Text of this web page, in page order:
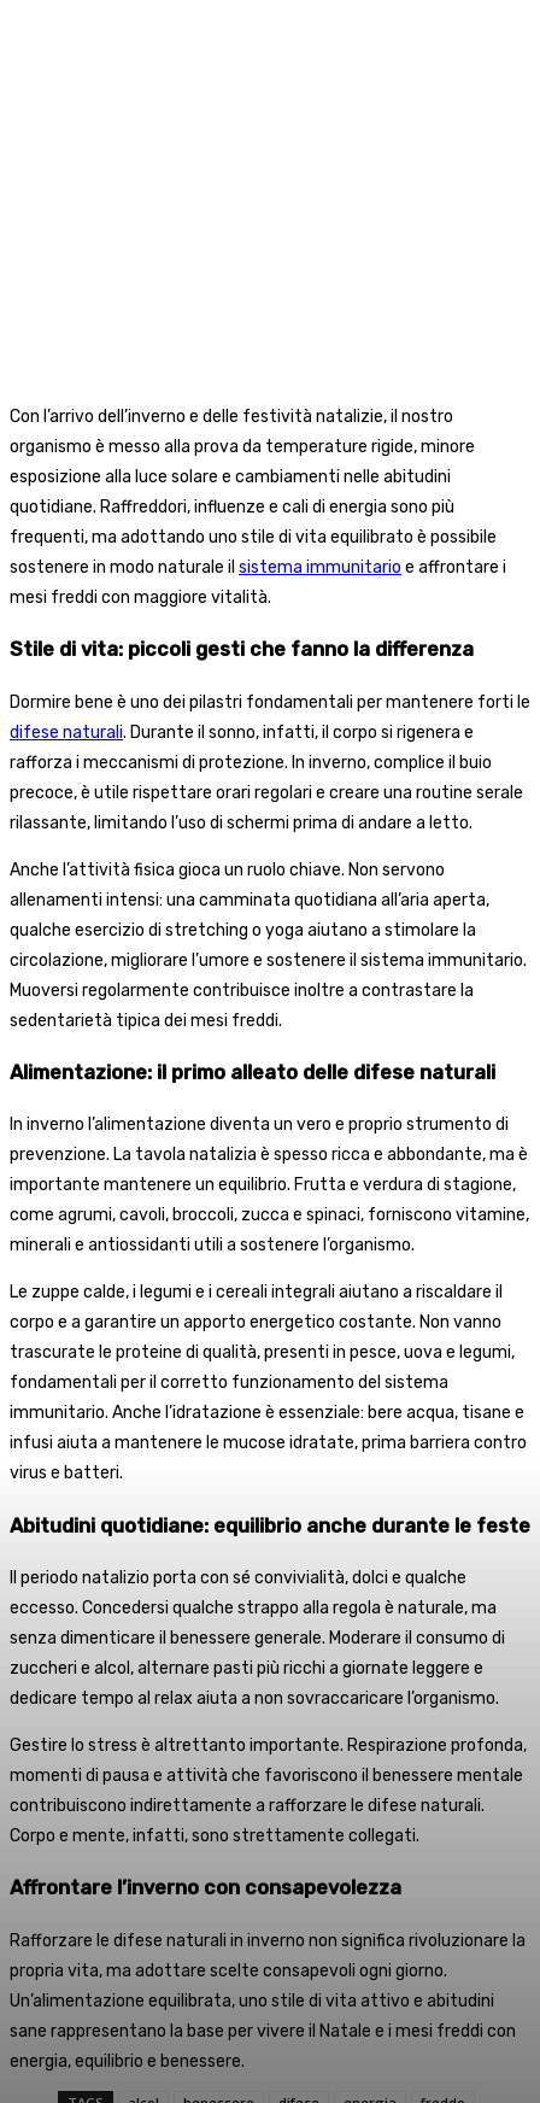
Con l’arrivo dell’inverno e delle festività natalizie, il nostro
organismo è messo alla prova da temperature rigide, minore
esposizione alla luce solare e cambiamenti nelle abitudini
quotidiane. Raffreddori, influenze e cali di energia sono più
frequenti, ma adottando uno stile di vita equilibrato è possibile
sostenere in modo naturale il sistema immunitario e affrontare i
mesi freddi con maggiore vitalità.
Stile di vita: piccoli gesti che fanno la differenza
Dormire bene è uno dei pilastri fondamentali per mantenere forti le
difese naturali. Durante il sonno, infatti, il corpo si rigenera e
rafforza i meccanismi di protezione. In inverno, complice il buio
precoce, è utile rispettare orari regolari e creare una routine serale
rilassante, limitando l’uso di schermi prima di andare a letto.
Anche l’attività fisica gioca un ruolo chiave. Non servono
allenamenti intensi: una camminata quotidiana all’aria aperta,
qualche esercizio di stretching o yoga aiutano a stimolare la
circolazione, migliorare l’umore e sostenere il sistema immunitario.
Muoversi regolarmente contribuisce inoltre a contrastare la
sedentarietà tipica dei mesi freddi.
Alimentazione: il primo alleato delle difese naturali
In inverno l’alimentazione diventa un vero e proprio strumento di
prevenzione. La tavola natalizia è spesso ricca e abbondante, ma è
importante mantenere un equilibrio. Frutta e verdura di stagione,
come agrumi, cavoli, broccoli, zucca e spinaci, forniscono vitamine,
minerali e antiossidanti utili a sostenere l’organismo.
Le zuppe calde, i legumi e i cereali integrali aiutano a riscaldare il
corpo e a garantire un apporto energetico costante. Non vanno
trascurate le proteine di qualità, presenti in pesce, uova e legumi,
fondamentali per il corretto funzionamento del sistema
immunitario. Anche l’idratazione è essenziale: bere acqua, tisane e
infusi aiuta a mantenere le mucose idratate, prima barriera contro
virus e batteri.
Abitudini quotidiane: equilibrio anche durante le feste
Il periodo natalizio porta con sé convivialità, dolci e qualche
eccesso. Concedersi qualche strappo alla regola è naturale, ma
senza dimenticare il benessere generale. Moderare il consumo di
zuccheri e alcol, alternare pasti più ricchi a giornate leggere e
dedicare tempo al relax aiuta a non sovraccaricare l’organismo.
Gestire lo stress è altrettanto importante. Respirazione profonda,
momenti di pausa e attività che favoriscono il benessere mentale
contribuiscono indirettamente a rafforzare le difese naturali.
Corpo e mente, infatti, sono strettamente collegati.
Affrontare l’inverno con consapevolezza
Rafforzare le difese naturali in inverno non significa rivoluzionare la
propria vita, ma adottare scelte consapevoli ogni giorno.
Un’alimentazione equilibrata, uno stile di vita attivo e abitudini
sane rappresentano la base per vivere il Natale e i mesi freddi con
energia, equilibrio e benessere.